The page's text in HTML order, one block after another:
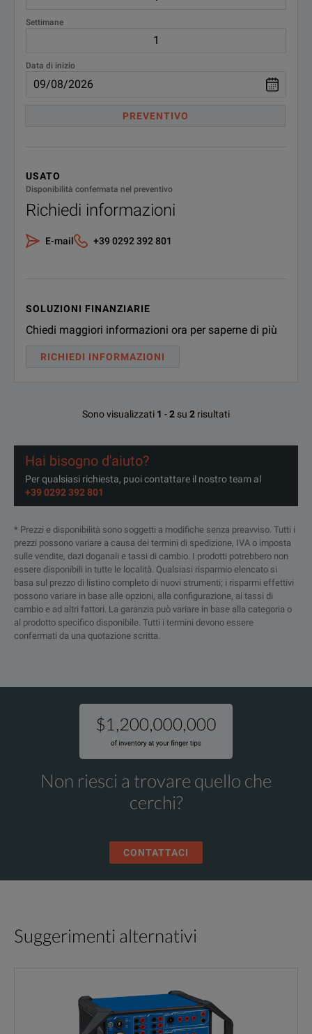
Settimane
Data di inizio
PREVENTIVO
USATO
Disponibilità confermata nel preventivo
Richiedi informazioni
E-mail +39 0292 392 801
SOLUZIONI FINANZIARIE
Chiedi maggiori informazioni ora per saperne di più
RICHIEDI INFORMAZIONI
Sono visualizzati 1 -2 su 2 risultati
Hai bisogno d'aiuto?
Per qualsiasi richiesta, puoi contattare il nostro team al
+39 0292 392 801
* Prezzi e disponibilità sono soggetti a modifiche senza preavviso. Tutti i
prezzi possono variare a causa dei termini di spedizione, IVA o imposta
sulle vendite, dazi doganali e tassi di cambio. I prodotti potrebbero non
essere disponibili in tutte le località. Qualsiasi risparmio elencato si
basa sul prezzo di listino completo di nuovi strumenti; i risparmi effettivi
possono variare in base alle opzioni, alla configurazione, ai tassi di
cambio e ad altri fattori. La garanzia può variare in base alla categoria o
al prodotto specifico disponibile. Tutti i termini devono essere
confermati da una quotazione scritta.
Non riesci a trovare quello che
cerchi?
CONTATTACI
Suggerimenti alternativi